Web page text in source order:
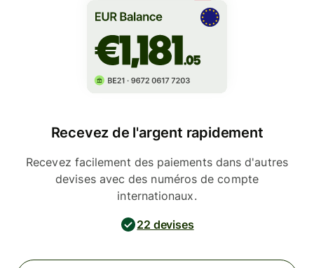
Recevez de l'argent rapidement
Recevez facilement des paiements dans d'autres
devises avec des numéros de compte
internationaux.
22 devises